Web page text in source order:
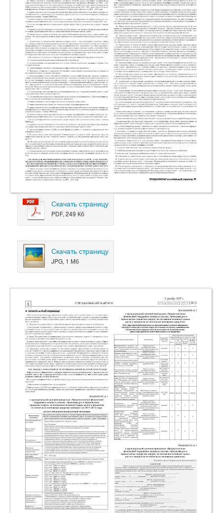
Скачать страницу
PDF, 249 Кб
Скачать страницу
JPG, 1 Мб